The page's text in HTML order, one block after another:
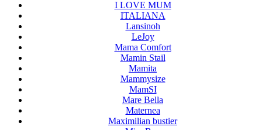
I LOVE MUM
ITALIANA
Lansinoh
LeJoy
Mama Comfort
Mamin Stail
Mamita
Mammysize
MamSI
Mare Bella
Maternea
Maximilian bustier